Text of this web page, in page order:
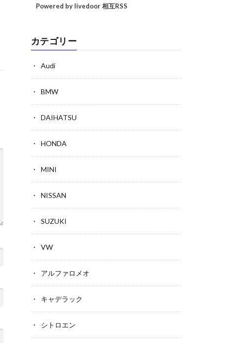
Powered by livedoor 相互RSS
カテゴリー
Audi
BMW
DAIHATSU
HONDA
MINI
NISSAN
SUZUKI
VW
アルファロメオ
キャデラック
シトロエン